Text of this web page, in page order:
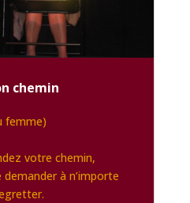
chemin
femme)
votre chemin,
à n’importe